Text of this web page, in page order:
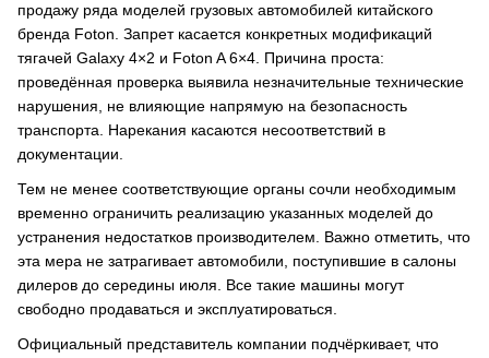
продажу ряда моделей грузовых автомобилей китайского
бренда Foton. Запрет касается конкретных модификаций
тягачей Galaxy 4×2 и Foton A 6×4. Причина проста:
проведённая проверка выявила незначительные технические
нарушения, не влияющие напрямую на безопасность
транспорта. Нарекания касаются несоответствий в
документации.
Тем не менее соответствующие органы сочли необходимым
временно ограничить реализацию указанных моделей до
устранения недостатков производителем. Важно отметить, что
эта мера не затрагивает автомобили, поступившие в салоны
дилеров до середины июля. Все такие машины могут
свободно продаваться и эксплуатироваться.
Официальный представитель компании подчёркивает, что